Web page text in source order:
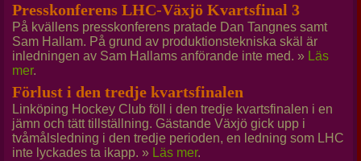
Presskonferens LHC-Växjö Kvartsfinal 3
På kvällens presskonferens pratade Dan Tangnes samt
Sam Hallam. På grund av produktionstekniska skäl är
inledningen av Sam Hallams anförande inte med. » Läs
mer.
Förlust i den tredje kvartsfinalen
Linköping Hockey Club föll i den tredje kvartsfinalen i en
jämn och tätt tillställning. Gästande Växjö gick upp i
tvåmålsledning i den tredje perioden, en ledning som LHC
inte lyckades ta ikapp. » Läs mer.